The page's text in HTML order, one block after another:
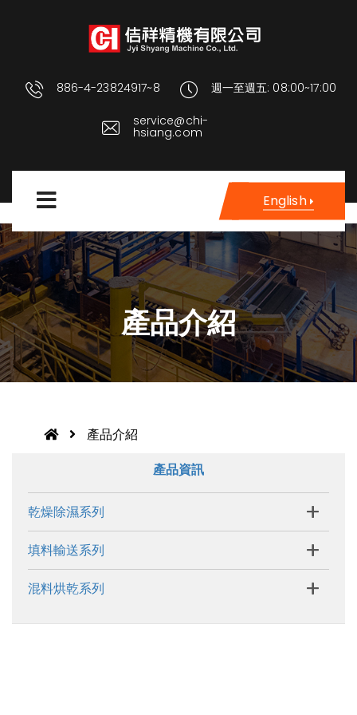
886-4-23824917~8 週一至週五: 08:00~17:00
service@chi-
hsiang.com
English
產品介紹
產品介紹
產品資訊
乾燥除濕系列 +
填料輸送系列 +
混料烘乾系列 +